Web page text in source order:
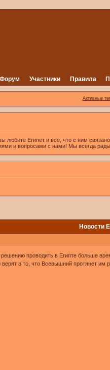
Форум Участники Правила
Активные
Египет и всё, что с ним
и вопросами с нами! Мы всегда
Новости
проводить в Египте больше
в то, что Всевышний протянет им